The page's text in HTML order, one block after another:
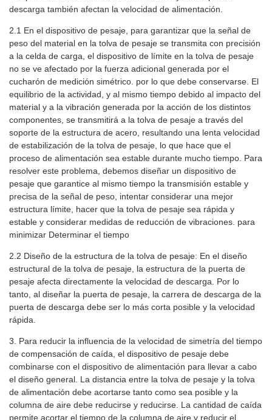
descarga también afectan la velocidad de alimentación.
2.1 En el dispositivo de pesaje, para garantizar que la señal de
peso del material en la tolva de pesaje se transmita con precisión
a la celda de carga, el dispositivo de límite en la tolva de pesaje
no se ve afectado por la fuerza adicional generada por el
cucharón de medición simétrico. por lo que debe conservarse. El
equilibrio de la actividad, y al mismo tiempo debido al impacto del
material y a la vibración generada por la acción de los distintos
componentes, se transmitirá a la tolva de pesaje a través del
soporte de la estructura de acero, resultando una lenta velocidad
de estabilización de la tolva de pesaje, lo que hace que el
proceso de alimentación sea estable durante mucho tiempo. Para
resolver este problema, debemos diseñar un dispositivo de
pesaje que garantice al mismo tiempo la transmisión estable y
precisa de la señal de peso, intentar considerar una mejor
estructura límite, hacer que la tolva de pesaje sea rápida y
estable y considerar medidas de reducción de vibraciones. para
minimizar Determinar el tiempo
2.2 Diseño de la estructura de la tolva de pesaje: En el diseño
estructural de la tolva de pesaje, la estructura de la puerta de
pesaje afecta directamente la velocidad de descarga. Por lo
tanto, al diseñar la puerta de pesaje, la carrera de descarga de la
puerta de descarga debe ser lo más corta posible y la velocidad
rápida.
3. Para reducir la influencia de la velocidad de simetría del tiempo
de compensación de caída, el dispositivo de pesaje debe
combinarse con el dispositivo de alimentación para llevar a cabo
el diseño general. La distancia entre la tolva de pesaje y la tolva
de alimentación debe acortarse tanto como sea posible y la
columna de aire debe reducirse y reducirse. La cantidad de caída
permite acortar el tiempo de la columna de aire y reducir el